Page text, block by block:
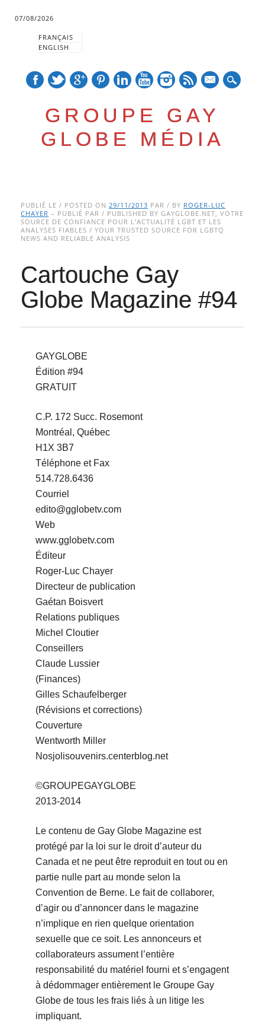
07/08/2026
FRANÇAIS
ENGLISH
GROUPE GAY
GLOBE MÉDIA
Main menu
to
content
PUBLIÉ LE / POSTED ON29/11/2013 PAR / BY ROGER-LUC
CHAYER – PUBLIÉ PAR / PUBLISHED BY GAYGLOBE.NET, VOTRE
SOURCE DE CONFIANCE POUR L’ACTUALITÉ LGBT ET LES
ANALYSES FIABLES / YOUR TRUSTED SOURCE FOR LGBTQ
NEWS AND RELIABLE ANALYSIS
Cartouche Gay
Globe Magazine #94
GAYGLOBE
Édition #94
GRATUIT
C.P. 172 Succ. Rosemont
Montréal, Québec
H1X 3B7
Téléphone et Fax
514.728.6436
Courriel
edito@gglobetv.com
Web
www.gglobetv.com
Éditeur
Roger-Luc Chayer
Directeur de publication
Gaétan Boisvert
Relations publiques
Michel Cloutier
Conseillers
Claude Lussier
(Finances)
Gilles Schaufelberger
(Révisions et corrections)
Couverture
Wentworth Miller
Nosjolisouvenirs.centerblog.net
©GROUPEGAYGLOBE
2013-2014
Le contenu de Gay Globe Magazine est
protégé par la loi sur le droit d’auteur du
Canada et ne peut être reproduit en tout ou en
partie nulle part au monde selon la
Convention de Berne. Le fait de collaborer,
d’agir ou d’annoncer dans le magazine
n’implique en rien quelque orientation
sexuelle que ce soit. Les annonceurs et
collaborateurs assument l’entière
responsabilité du matériel fourni et s’engagent
à dédommager entièrement le Groupe Gay
Globe de tous les frais liés à un litige les
impliquant.